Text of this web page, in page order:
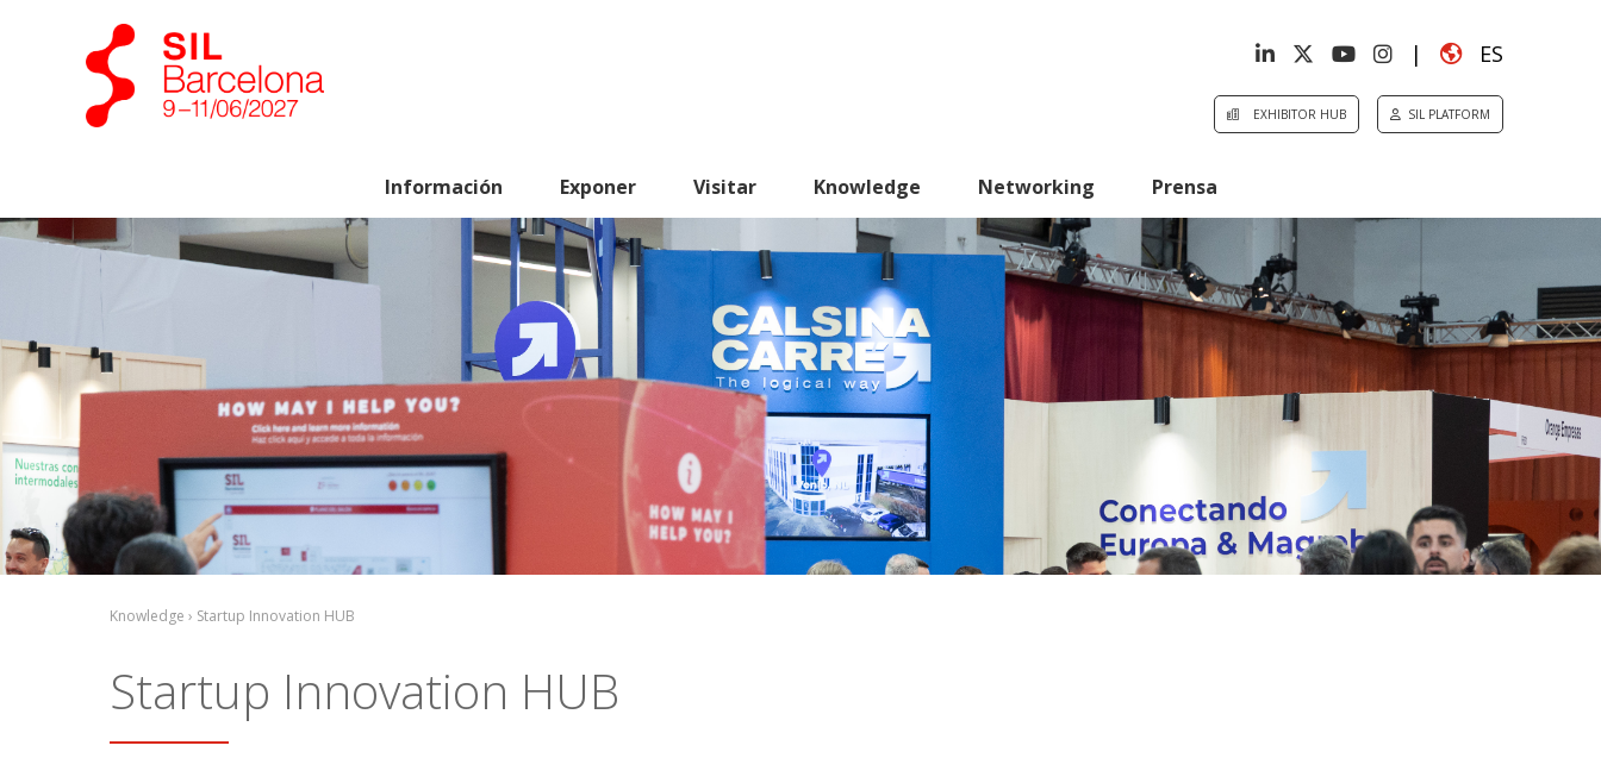
| ES
EXHIBITOR HUB SIL PLATFORM
Información Exponer Visitar Knowledge Networking Prensa
Knowledge › Startup Innovation HUB
Startup Innovation HUB